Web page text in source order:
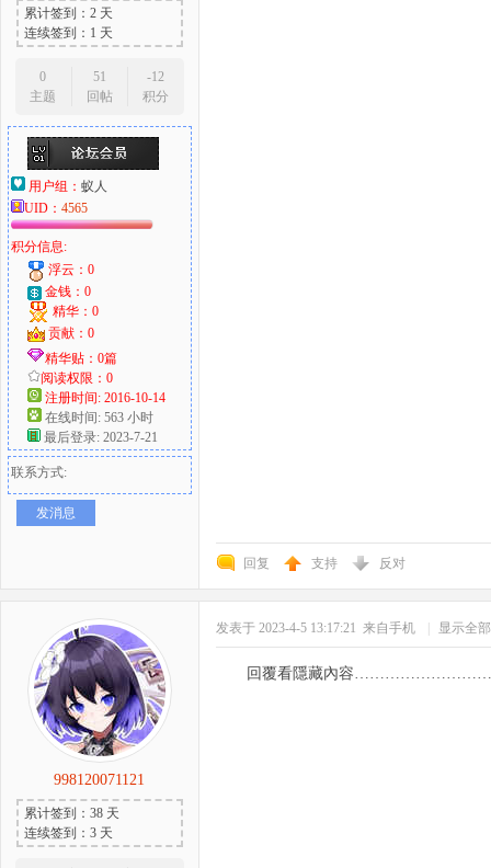
累计签到：2 天
连续签到：1 天
0
主题
51
回帖
-12
积分
用户组： 蚁人
UID： 4565
积分信息:
浮云：0
金钱：0
精华：0
贡献：0
精华贴：0篇
阅读权限：0
注册时间: 2016-10-14
在线时间: 563 小时
最后登录: 2023-7-21
联系方式:
发消息
回复 支持 反对
998120071121
累计签到：38 天
连续签到：3 天
发表于 2023-4-5 13:17:21 来自手机 显示全
回覆看隱藏內容